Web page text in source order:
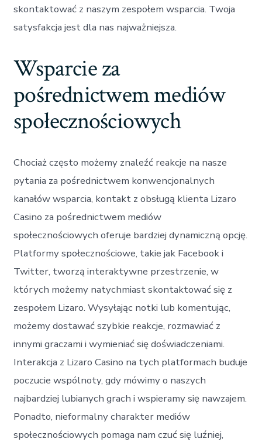
skontaktować z naszym zespołem wsparcia. Twoja
satysfakcja jest dla nas najważniejsza.
Wsparcie za
pośrednictwem mediów
społecznościowych
Chociaż często możemy znaleźć reakcje na nasze
pytania za pośrednictwem konwencjonalnych
kanałów wsparcia, kontakt z obsługą klienta Lizaro
Casino za pośrednictwem mediów
społecznościowych oferuje bardziej dynamiczną opcję.
Platformy społecznościowe, takie jak Facebook i
Twitter, tworzą interaktywne przestrzenie, w
których możemy natychmiast skontaktować się z
zespołem Lizaro. Wysyłając notki lub komentując,
możemy dostawać szybkie reakcje, rozmawiać z
innymi graczami i wymieniać się doświadczeniami.
Interakcja z Lizaro Casino na tych platformach buduje
poczucie wspólnoty, gdy mówimy o naszych
najbardziej lubianych grach i wspieramy się nawzajem.
Ponadto, nieformalny charakter mediów
społecznościowych pomaga nam czuć się luźniej,